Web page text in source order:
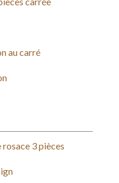
au carré
3 pièces